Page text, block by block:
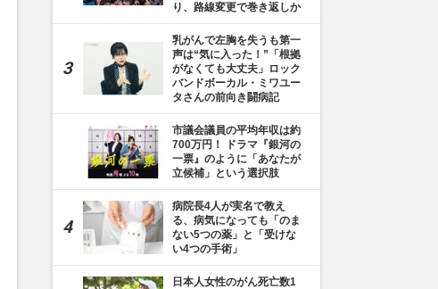
り、路線変更で巻き返しか
乳がんで左胸を失うも第一
声は“気に入った！”「根拠
がなくても大丈夫」ロック
バンドボーカル・ミワユー
タさんの前向き闘病記
市議会議員の平均年収は約
700万円！ ドラマ『銀河の
一票』のように「あなたが
立候補」という選択肢
病院長4人が実名で教え
る、病気になっても「のま
ない5つの薬」と「受けな
い4つの手術」
日本人女性のがん死亡数1